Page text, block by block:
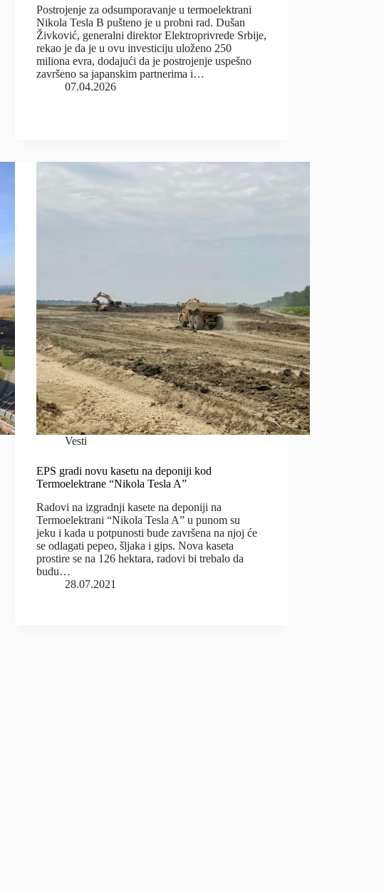
Postrojenje za odsumporavanje u termoelektrani
Nikola Tesla B pušteno je u probni rad. Dušan
Živković, generalni direktor Elektroprivrede Srbije,
rekao je da je u ovu investiciju uloženo 250
miliona evra, dodajući da je postrojenje uspešno
završeno sa japanskim partnerima i…
07.04.2026
Vesti
EPS gradi novu kasetu na deponiji kod
Termoelektrane “Nikola Tesla A”
Radovi na izgradnji kasete na deponiji na
Termoelektrani “Nikola Tesla A” u punom su
jeku i kada u potpunosti bude završena na njoj će
se odlagati pepeo, šljaka i gips. Nova kaseta
prostire se na 126 hektara, radovi bi trebalo da
budu…
28.07.2021